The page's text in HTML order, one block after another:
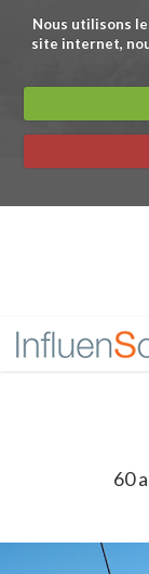
Nous utilisons
site internet,
60